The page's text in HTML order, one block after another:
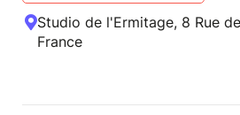
Studio de l'Ermitage, 8 Rue
France